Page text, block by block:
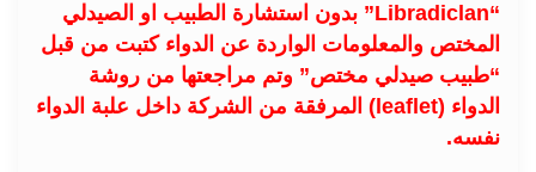
“Libradiclan” بدون استشارة الطبيب او الصيدلي
المختص والمعلومات الواردة عن الدواء كتبت من قبل
“طبيب صيدلي مختص” وتم مراجعتها من روشة
الدواء (leaflet) المرفقة من الشركة داخل علبة الدواء
نفسه.